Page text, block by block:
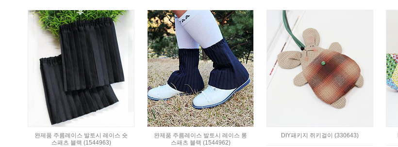
완제품 주름레이스 발토시 레이스 숏
스패츠 블랙 (1544963)
완제품 주름레이스 발토시 레이스 롱
스패츠 블랙 (1544962)
DIY패키지 쥐키걸이 (330643)